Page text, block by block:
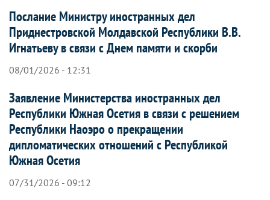
Послание Министру иностранных дел
Приднестровской Молдавской Республики В.В.
Игнатьеву в связи с Днем памяти и скорби
08/01/2026 - 12:31
Заявление Министерства иностранных дел
Республики Южная Осетия в связи с решением
Республики Наоэро о прекращении
дипломатических отношений с Республикой
Южная Осетия
07/31/2026 - 09:12